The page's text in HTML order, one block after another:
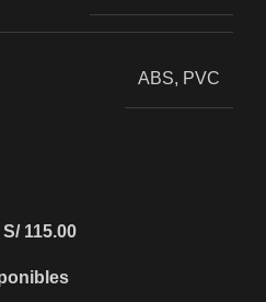
ABS, PVC
S/115.00